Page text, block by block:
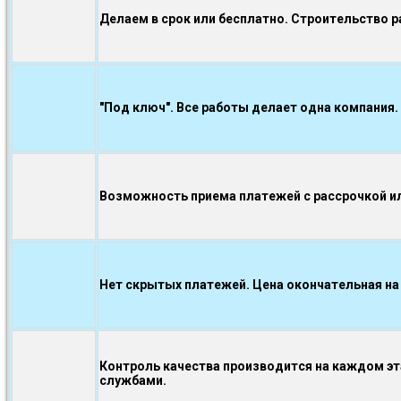
Делаем в срок или бесплатно. Строительство
"Под ключ". Все работы делает одна компания.
Возможность приема платежей с рассрочкой
Нет скрытых платежей. Цена окончательная
Контроль качества производится на каждом
службами.